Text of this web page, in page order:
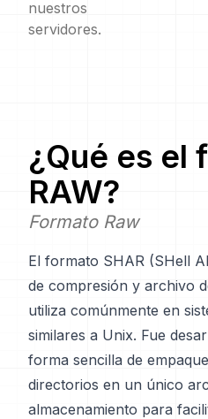
nuestros
servidores.
¿Qué es el
RAW?
Formato Raw
El formato SHAR (SHell
de compresión y archivo
utiliza comúnmente en
similares a Unix. Fue
forma sencilla de
directorios en un único
almacenamiento para